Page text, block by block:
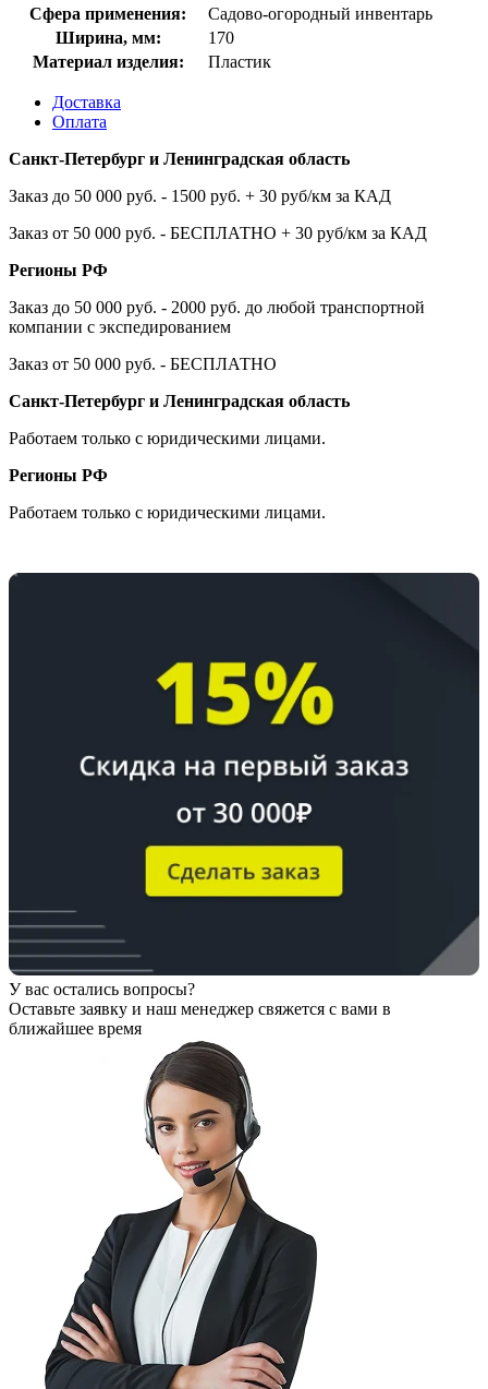
Сфера применения:
Садово-огородный инвентарь
Ширина, мм:
170
Материал изделия:
Пластик
Доставка
Оплата
Санкт-Петербург и Ленинградская область
Заказ до 50 000 руб. - 1500 руб. + 30 руб/км за КАД
Заказ от 50 000 руб. - БЕСПЛАТНО + 30 руб/км за КАД
Регионы РФ
Заказ до 50 000 руб. - 2000 руб. до любой транспортной
компании с экспедированием
Заказ от 50 000 руб. - БЕСПЛАТНО
Санкт-Петербург и Ленинградская область
Работаем только с юридическими лицами.
Регионы РФ
Работаем только с юридическими лицами.
У вас остались вопросы?
Оставьте заявку и наш менеджер свяжется с вами в
ближайшее время